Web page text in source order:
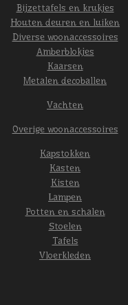
Bijzettafels en krukjes
Houten deuren en luiken
Diverse woonaccessoires
Amberblokjes
Kaarsen
Metalen decoballen
Vachten
Overige woonaccessoires
Kapstokken
Kasten
Kisten
Lampen
Potten en schalen
Stoelen
Tafels
Vloerkleden